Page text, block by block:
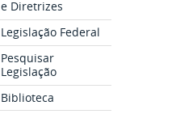
e Diretrizes
Legislação Federal
Pesquisar
Legislação
Biblioteca